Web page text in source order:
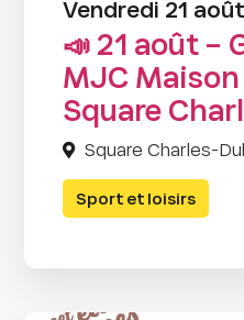
Vendredi 21
📣 21 août –
MJC Maison
Square
Square Charles-
Sport et loisirs